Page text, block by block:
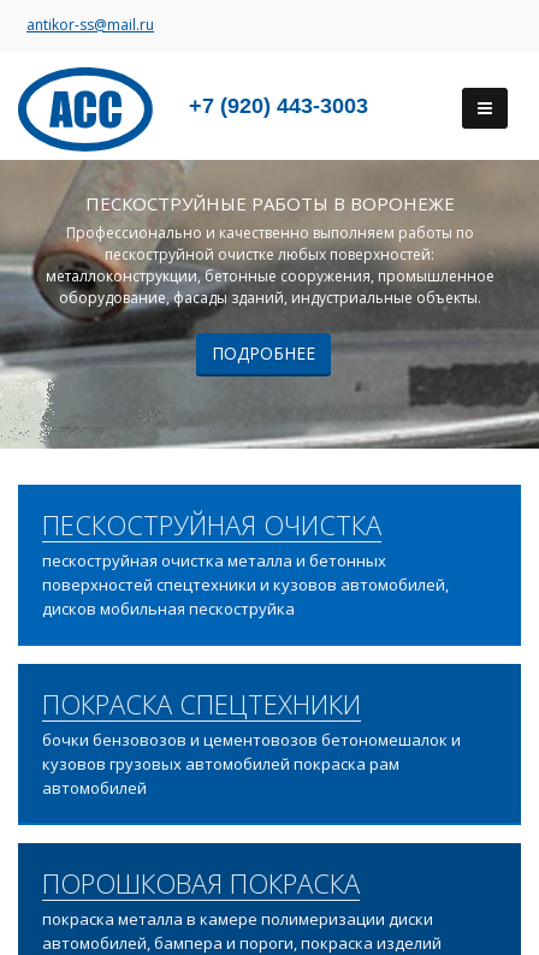
antikor-ss@mail.ru
+7 (920) 443-3003
ПЕСКОСТРУЙНЫЕ РАБОТЫ В ВОРОНЕЖЕ
Профессионально и качественно выполняем работы по
пескоструйной очистке любых поверхностей:
металлоконструкции, бетонные сооружения, промышленное
оборудование, фасады зданий, индустриальные объекты.
ПОДРОБНЕЕ
ПЕСКОСТРУЙНАЯ ОЧИСТКА
пескоструйная очистка металла и бетонных
поверхностей спецтехники и кузовов автомобилей,
дисков мобильная пескоструйка
ПОКРАСКА СПЕЦТЕХНИКИ
бочки бензовозов и цементовозов бетономешалок и
кузовов грузовых автомобилей покраска рам
автомобилей
ПОРОШКОВАЯ ПОКРАСКА
покраска металла в камере полимеризации диски
автомобилей, бампера и пороги, покраска изделий